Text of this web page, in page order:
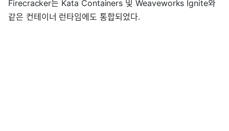
Firecracker는 Kata Containers 및 Weaveworks Ignite와
같은 컨테이너 런타임에도 통합되었다.